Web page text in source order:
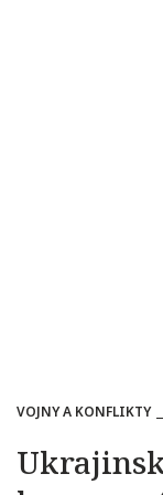
VOJNY A KONFLIKTY